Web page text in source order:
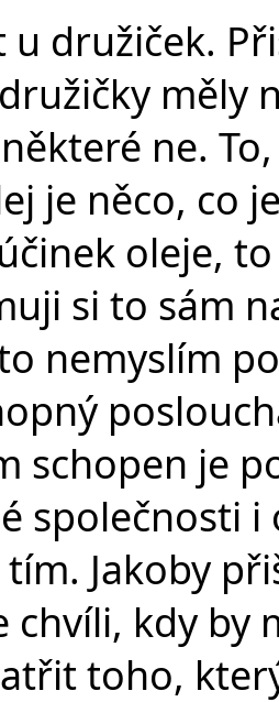
u družiček.
měly
ne.
je něco, co
oleje,
si to sám
nemyslím
schopen je
společnosti
Jakoby
chvíli, kdy
toho,